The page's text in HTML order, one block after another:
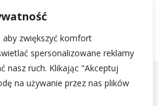
zwiększyć komfort
spersonalizowane reklamy
nasz ruch. Klikając "Akceptuj
na używanie przez nas plików